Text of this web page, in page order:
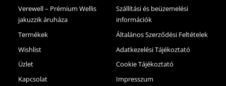
Verewell – Prémium Wellis
jakuzzik áruháza
Termékek
Wishlist
Üzlet
Kapcsolat
Szállítási és beüzemelési
információk
Általános Szerződési Feltételek
Adatkezelési Tájékoztató
Cookie Tájékoztató
Impresszum